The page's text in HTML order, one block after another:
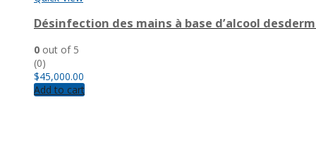
Désinfection des mains à base d’alcool
0 out of 5
(0)
$45,000.00
Add to cart